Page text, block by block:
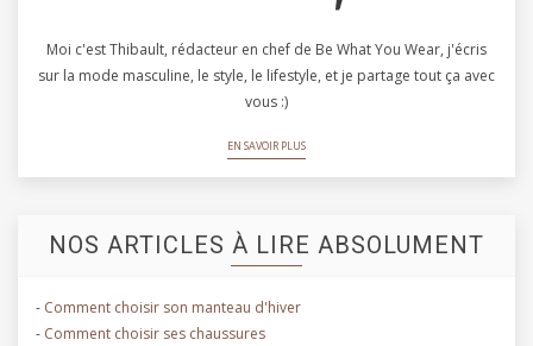
Moi c'est Thibault, rédacteur en chef de Be What You Wear, j'écris
sur la mode masculine, le style, le lifestyle, et je partage tout ça avec
vous :)
EN SAVOIR PLUS
NOS ARTICLES À LIRE ABSOLUMENT
- Comment choisir son manteau d'hiver
- Comment choisir ses chaussures